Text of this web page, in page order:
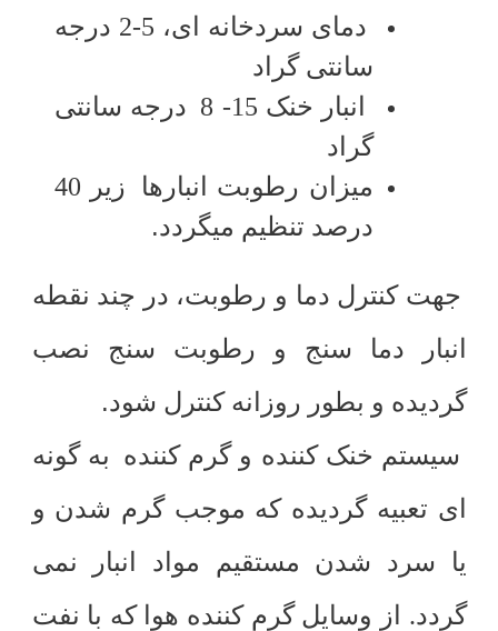
دمای سردخانه ای، 5-2 درجه
سانتی گراد
انبار خنک 15- 8
درجه سانتی
گراد
میزان رطوبت انبارها
زیر 40
درصد تنظیم میگردد.
جهت کنترل دما و رطوبت، در چند نقطه
انبار دما سنج و رطوبت سنج نصب
گردیده و بطور روزانه کنترل شود.
سیستم خنک کننده و گرم کننده به گونه
ای تعبیه گردیده که موجب گرم شدن و
یا سرد شدن مستقیم مواد انبار نمی
گردد. از وسایل گرم کننده هوا که با نفت